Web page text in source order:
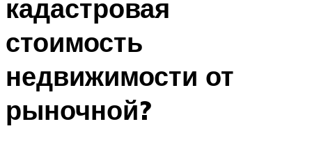
кадастровая
стоимость
недвижимости от
рыночной?